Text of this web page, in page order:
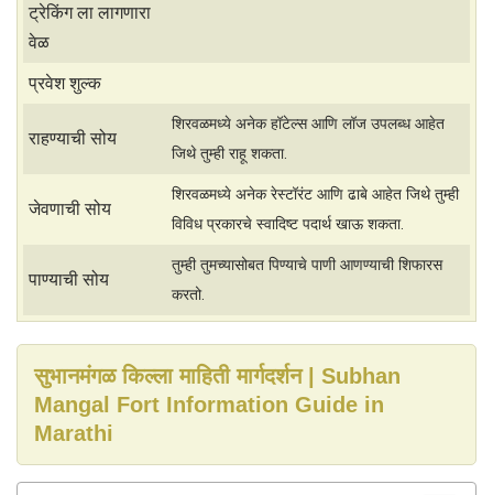
ट्रेकिंग ला लागणारा
वेळ
प्रवेश शुल्क
राहण्याची सोय
शिरवळमध्ये अनेक हॉटेल्स आणि लॉज उपलब्ध आहेत
जिथे तुम्ही राहू शकता.
जेवणाची सोय
शिरवळमध्ये अनेक रेस्टॉरंट आणि ढाबे आहेत जिथे तुम्ही
विविध प्रकारचे स्वादिष्ट पदार्थ खाऊ शकता.
पाण्याची सोय
तुम्ही तुमच्यासोबत पिण्याचे पाणी आणण्याची शिफारस
करतो.
सुभानमंगळ किल्ला माहिती मार्गदर्शन | Subhan
Mangal Fort Information Guide in
Marathi